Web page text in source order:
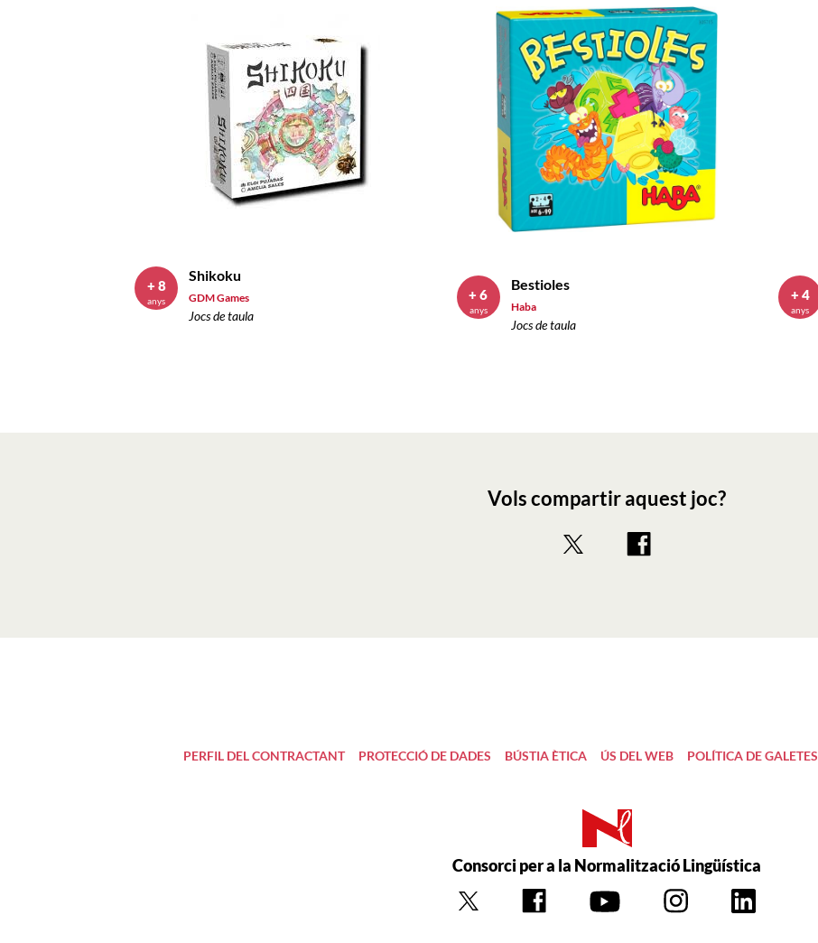
Shikoku
GDM Games
Jocs de taula
+ 8
anys
Bestioles
Haba
Jocs de taula
+ 6
anys
+ 4
anys
Vols compartir aquest joc?
PERFIL DEL CONTRACTANT PROTECCIÓ DE DADES BÚSTIA ÈTICA ÚS DEL WEB POLÍTICA DE GALETES
Consorci per a la Normalització Lingüística